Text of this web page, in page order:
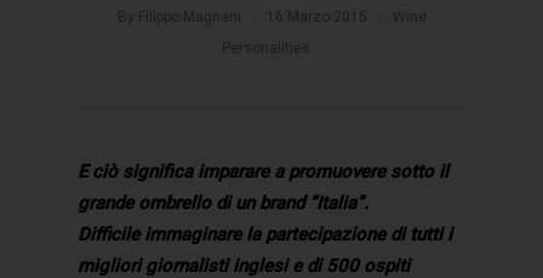
By Filippo Magnani 16 Marzo 2015
Wine
Personalities
E ciò significa imparare a promuovere sotto il
grande ombrello di un brand “Italia”.
Difficile immaginare la partecipazione di tutti i
migliori giornalisti inglesi e di 500 ospiti